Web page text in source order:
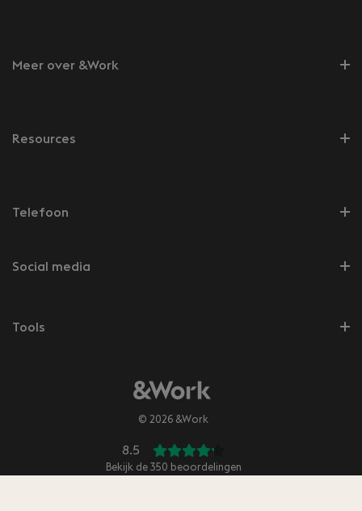
Meer over &Work
Resources
Telefoon
Social media
Tools
© 2026 &Work
8.5
Bekijk de 350 beoordelingen